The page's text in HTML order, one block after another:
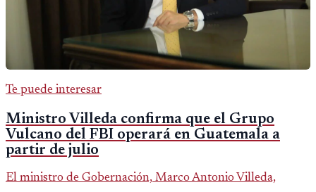
Te puede interesar
Ministro Villeda confirma que el Grupo
Vulcano del FBI operará en Guatemala a
partir de julio
El ministro de Gobernación, Marco Antonio Villeda,